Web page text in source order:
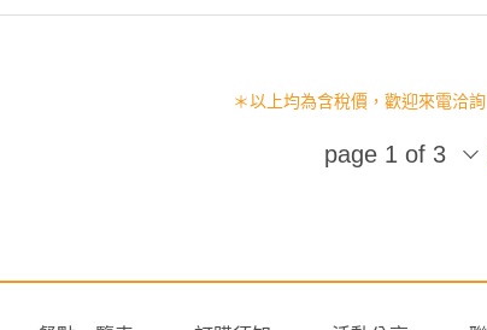
＊以上均為含稅價，歡迎來電洽